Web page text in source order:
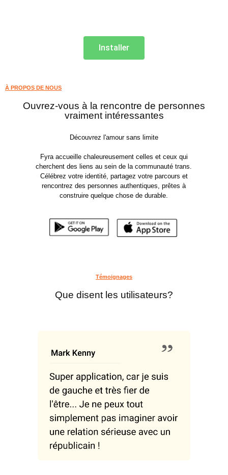
Installer
À PROPOS DE NOUS
Ouvrez-vous à la rencontre de personnes
vraiment intéressantes
Découvrez l'amour sans limite
Fyra accueille chaleureusement celles et ceux qui
cherchent des liens au sein de la communauté trans.
Célébrez votre identité, partagez votre parcours et
rencontrez des personnes authentiques, prêtes à
construire quelque chose de durable.
Témoignages
Que disent les utilisateurs?